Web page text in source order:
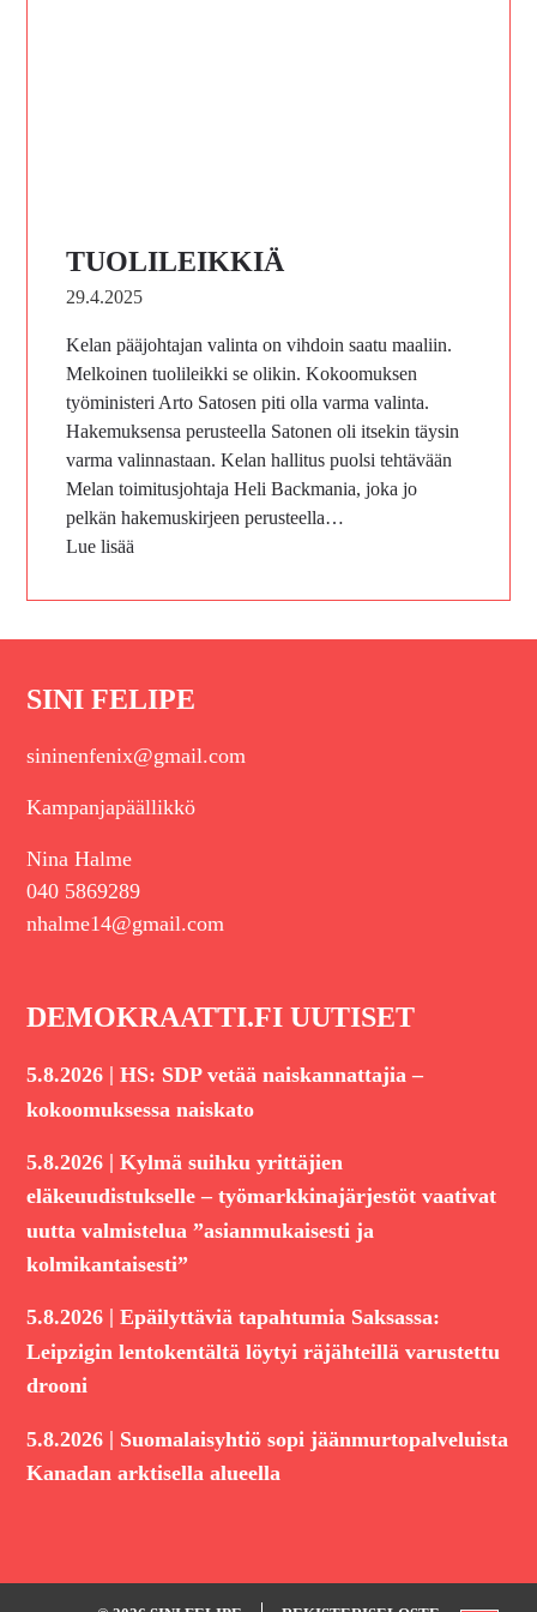
TUOLILEIKKIÄ
29.4.2025
Kelan pääjohtajan valinta on vihdoin saatu maaliin.
Melkoinen tuolileikki se olikin. Kokoomuksen
työministeri Arto Satosen piti olla varma valinta.
Hakemuksensa perusteella Satonen oli itsekin täysin
varma valinnastaan. Kelan hallitus puolsi tehtävään
Melan toimitusjohtaja Heli Backmania, joka jo
pelkän hakemuskirjeen perusteella…
Lue lisää
SINI FELIPE
sininenfenix@gmail.com
Kampanjapäällikkö
Nina Halme
040 5869289
nhalme14@gmail.com
DEMOKRAATTI.FI UUTISET
5.8.2026 |HS: SDP vetää naiskannattajia –
kokoomuksessa naiskato
5.8.2026 |Kylmä suihku yrittäjien
eläkeuudistukselle – työmarkkinajärjestöt vaativat
uutta valmistelua ”asianmukaisesti ja
kolmikantaisesti”
5.8.2026 |Epäilyttäviä tapahtumia Saksassa:
Leipzigin lentokentältä löytyi räjähteillä varustettu
drooni
5.8.2026 | Suomalaisyhtiö sopi jäänmurtopalveluista
Kanadan arktisella alueella